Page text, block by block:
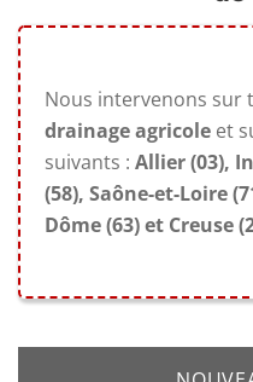
Nous intervenons sur
drainage agricole et
suivants : Allier (03),
(58), Saône-et-Loire
Dôme (63) et Creuse